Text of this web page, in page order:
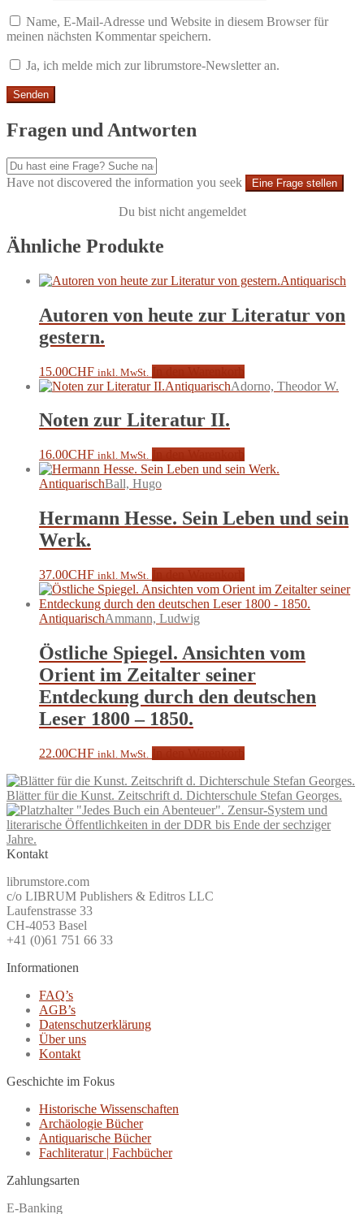
Name, E-Mail-Adresse und Website in diesem Browser für
meinen nächsten Kommentar speichern.
Ja, ich melde mich zur librumstore-Newsletter an.
Fragen und Antworten
Have not discovered the information you seek Eine Frage stellen
Du bist nicht angemeldet
Ähnliche Produkte
Antiquarisch
Autoren von heute zur Literatur von
gestern.
15.00CHF inkl. MwSt.
AntiquarischAdorno, Theodor W.
Noten zur Literatur II.
16.00CHF inkl. MwSt.
AntiquarischBall, Hugo
Hermann Hesse. Sein Leben und sein
Werk.
37.00CHF inkl. MwSt.
AntiquarischAmmann, Ludwig
Östliche Spiegel. Ansichten vom
Orient im Zeitalter seiner
Entdeckung durch den deutschen
Leser 1800 – 1850.
22.00CHF inkl. MwSt.
Blätter für die Kunst. Zeitschrift d. Dichterschule Stefan Georges.
"Jedes Buch ein Abenteuer". Zensur-System und
literarische Öffentlichkeiten in der DDR bis Ende der sechziger
Jahre.
Kontakt
librumstore.com
c/o LIBRUM Publishers & Editros LLC
Laufenstrasse 33
CH-4053 Basel
+41 (0)61 751 66 33
Informationen
FAQ’s
AGB’s
Datenschutzerklärung
Über uns
Kontakt
Geschichte im Fokus
Historische Wissenschaften
Archäologie Bücher
Antiquarische Bücher
Fachliteratur | Fachbücher
Zahlungsarten
E-Banking